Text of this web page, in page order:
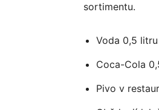
sortimentu.
Voda 0,5 litru
Coca-Cola
Pivo v